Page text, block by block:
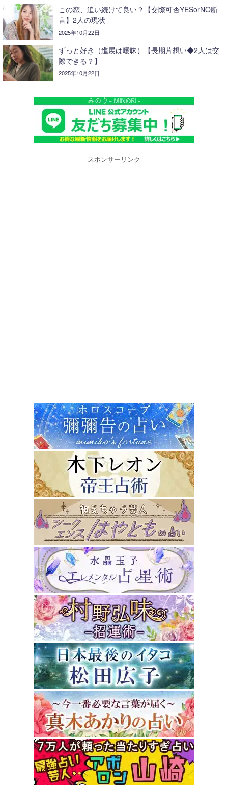
この恋、追い続けて良い？【交際可否YESorNO断
言】2人の現状
2025年10月22日
ずっと好き（進展は曖昧）【長期片想い◆2人は交
際できる？】
2025年10月22日
スポンサーリンク